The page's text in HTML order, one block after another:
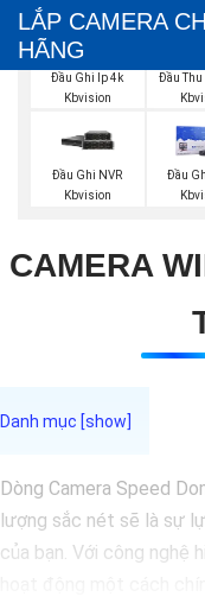
LẮP CAMERA
HÃNG
Đầu Ghi Ip 4k
Kbvision
Đầu Thu
Đầu Ghi NVR
Kbvision
Đầu
CAMERA
Dòng Camera Speed
lượng sắc nét sẽ là sự
của bạn. Với công nghệ